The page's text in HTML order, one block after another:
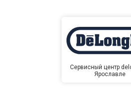
Сервисный центр
Ярославле